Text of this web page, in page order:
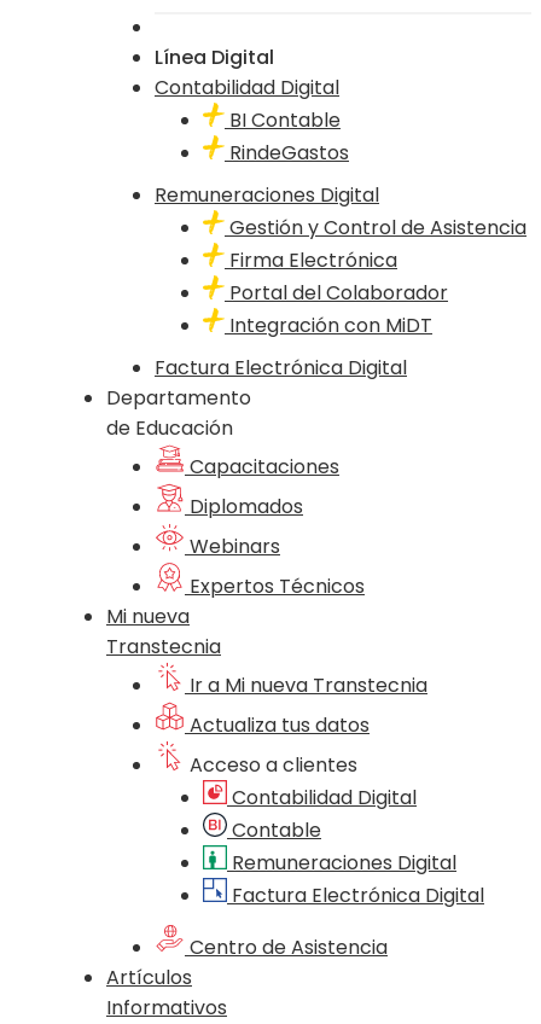
Línea Digital
Contabilidad Digital
BI Contable
RindeGastos
Remuneraciones Digital
Gestión y Control de Asistencia
Firma Electrónica
Portal del Colaborador
Integración con MiDT
Factura Electrónica Digital
Departamento
de Educación
Capacitaciones
Diplomados
Webinars
Expertos Técnicos
Mi nueva
Transtecnia
Ir a Mi nueva Transtecnia
Actualiza tus datos
Acceso a clientes
Contabilidad Digital
Contable
Remuneraciones Digital
Factura Electrónica Digital
Centro de Asistencia
Artículos
Informativos